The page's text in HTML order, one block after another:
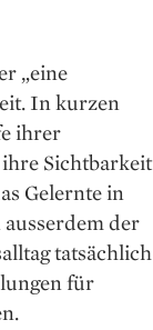
„eine
In kurzen
ihrer
Sichtbarkeit
Gelernte in
der
tatsächlich
für